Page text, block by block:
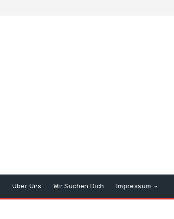
Über Uns Wir Suchen Dich Impressum